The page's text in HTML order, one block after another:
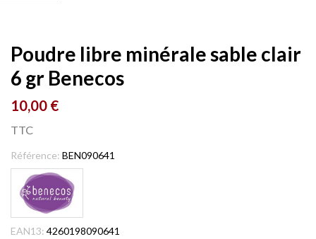
Poudre libre minérale sable clair
6 gr Benecos
10,00 €
TTC
Référence: BEN090641
EAN13: 4260198090641